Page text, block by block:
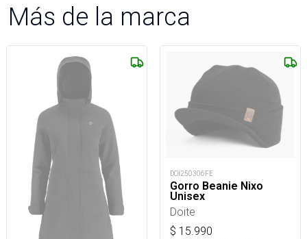
Más de la marca
DOI250306FE
Gorro Beanie Nixo
Unisex
Doite
$ 15.990